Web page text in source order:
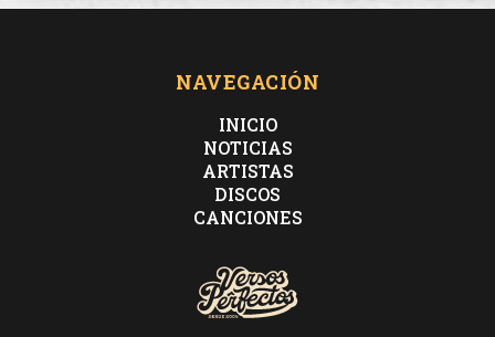
NAVEGACIÓN
INICIO
NOTICIAS
ARTISTAS
DISCOS
CANCIONES